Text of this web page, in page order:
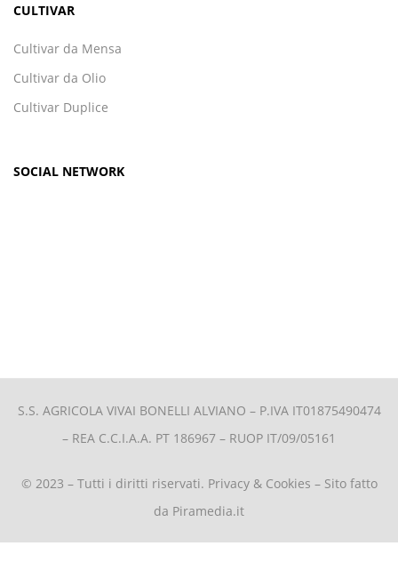
CULTIVAR
Cultivar da Mensa
Cultivar da Olio
Cultivar Duplice
SOCIAL NETWORK
S.S. AGRICOLA VIVAI BONELLI ALVIANO – P.IVA IT01875490474
– REA C.C.I.A.A. PT 186967 – RUOP IT/09/05161
© 2023 – Tutti i diritti riservati. Privacy & Cookies – Sito fatto
da Piramedia.it